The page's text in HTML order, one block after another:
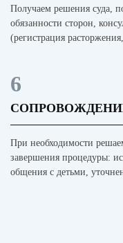
Получаем решения суда,
обязанности сторон,
(регистрация
6
При необходимости
завершения процедуры:
общения с детьми,